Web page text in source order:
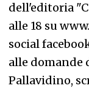
dell'editoria
alle 18 su
social
alle domande
Pallavidino,